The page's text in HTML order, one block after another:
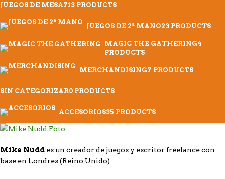
JUEGOS DE MESA713 PRODUCTS
JUEGOS DE 2ª MANO23 PRODUCTS
MAGIC THE GATHERING4
PRODUCTS
MERCHANDISING7 PRODUCTS
SIN CATEGORIZAR0 PRODUCTS
ACCESORIOS35 PRODUCTS
Mike Nudd es un creador de juegos y escritor freelance con
base en Londres (Reino Unido)